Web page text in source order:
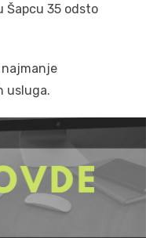
Šapcu 35 odsto
usluga.